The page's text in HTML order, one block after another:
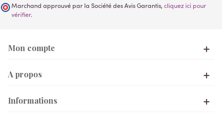
Marchand approuvé par la Société des Avis Garantis, cliquez ici pour
vérifier.
Mon compte
A propos
Informations